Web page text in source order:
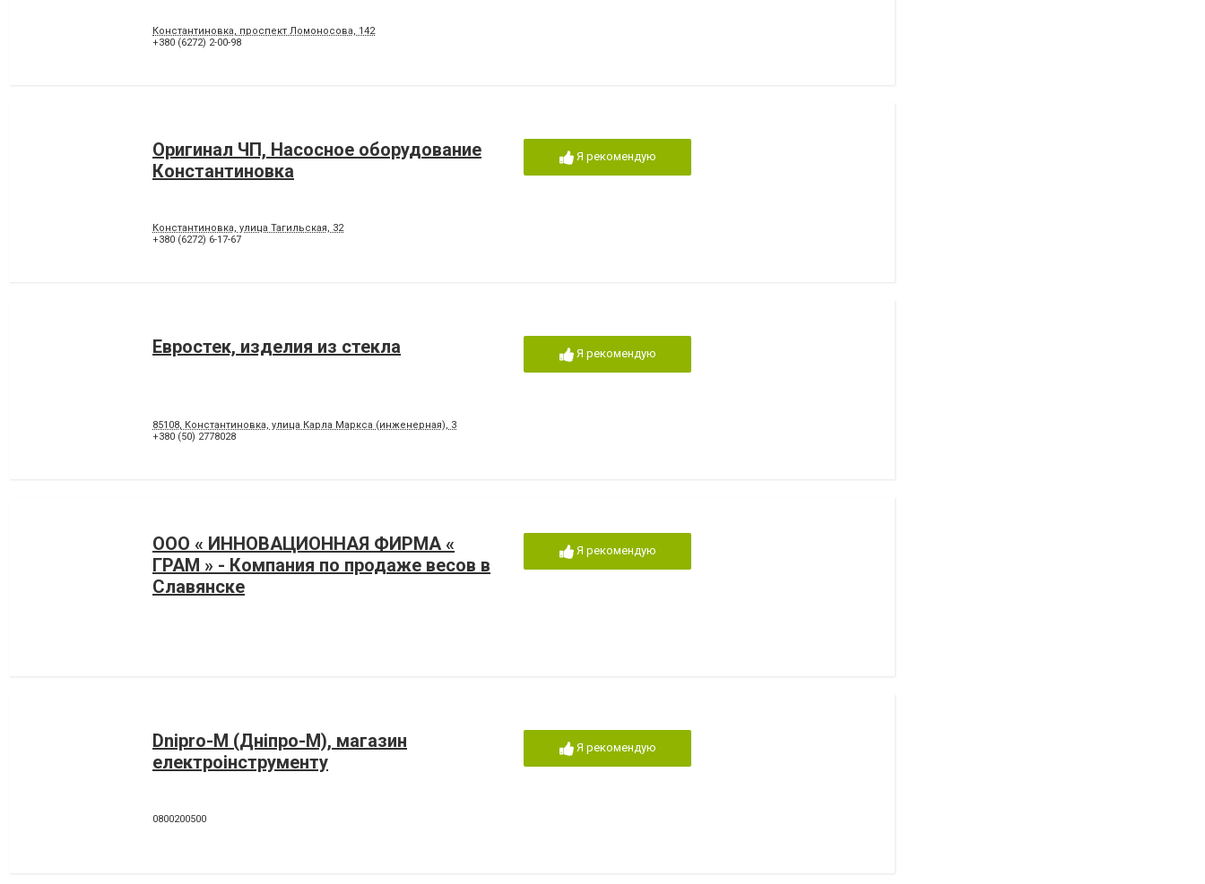
Константиновка, проспект Ломоносова, 142
+380 (6272) 2-00-98
Оригинал ЧП, Насосное оборудование
Константиновка
Константиновка, улица Тагильская, 32
+380 (6272) 6-17-67
Я рекомендую
Евростек, изделия из стекла
85108, Константиновка, улица Карла Маркса (инженерная), 3
+380 (50) 2778028
Я рекомендую
ООО « ИННОВАЦИОННАЯ ФИРМА «
ГРАМ » - Компания по продаже весов в
Славянске
Я рекомендую
Dnipro-M (Дніпро-М), магазин
електроінструменту
0800200500
Я рекомендую